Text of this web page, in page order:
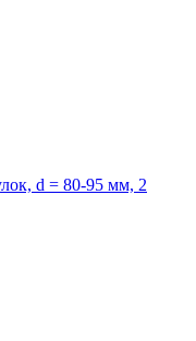
d = 80-95 мм, 2